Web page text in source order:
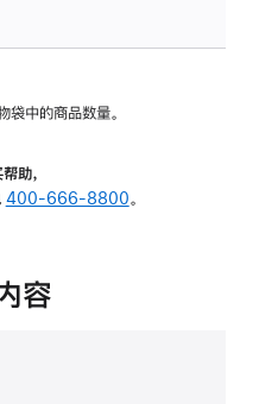
袋中的商品数量。
助，
400-666-8800。
容